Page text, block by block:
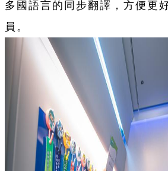
多國語言的同步翻譯，方便更
員。